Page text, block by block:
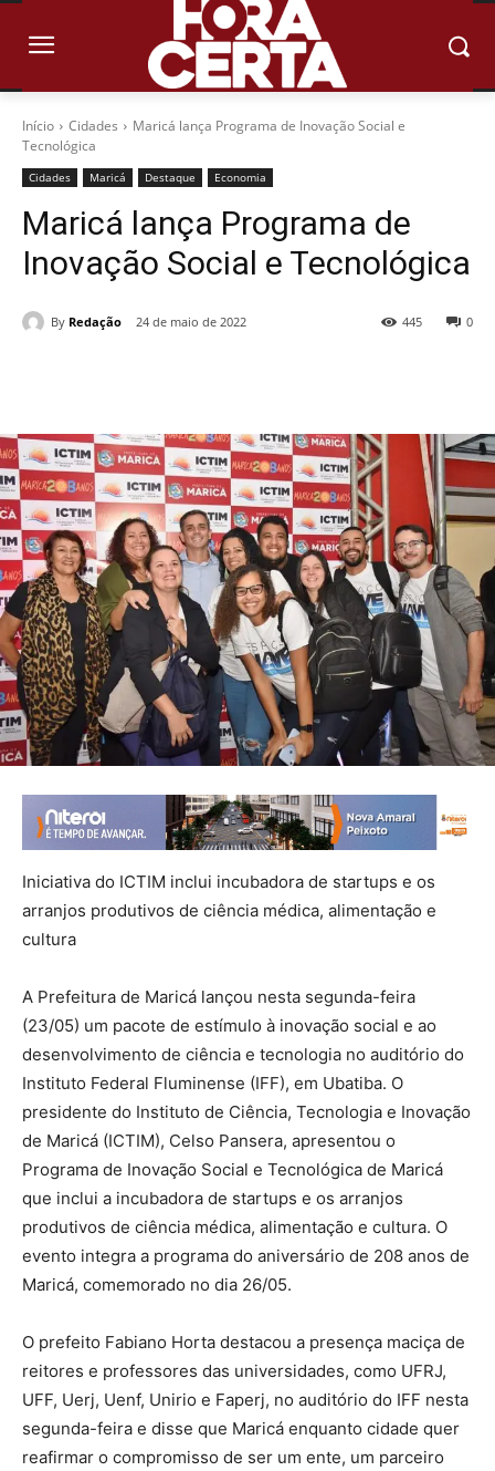
Início Cidades
Maricá lança Programa de Inovação Social e
Tecnológica
Cidades Maricá Destaque Economia
Maricá lança Programa de
Inovação Social e Tecnológica
By Redação 24 de maio de 2022 0
445
Iniciativa do ICTIM inclui incubadora de startups e os
arranjos produtivos de ciência médica, alimentação e
cultura
A Prefeitura de Maricá lançou nesta segunda-feira
(23/05) um pacote de estímulo à inovação social e ao
desenvolvimento de ciência e tecnologia no auditório do
Instituto Federal Fluminense (IFF), em Ubatiba. O
presidente do Instituto de Ciência, Tecnologia e Inovação
de Maricá (ICTIM), Celso Pansera, apresentou o
Programa de Inovação Social e Tecnológica de Maricá
que inclui a incubadora de startups e os arranjos
produtivos de ciência médica, alimentação e cultura. O
evento integra a programa do aniversário de 208 anos de
Maricá, comemorado no dia 26/05.
O prefeito Fabiano Horta destacou a presença maciça de
reitores e professores das universidades, como UFRJ,
UFF, Uerj, Uenf, Unirio e Faperj, no auditório do IFF nesta
segunda-feira e disse que Maricá enquanto cidade quer
reafirmar o compromisso de ser um ente, um parceiro